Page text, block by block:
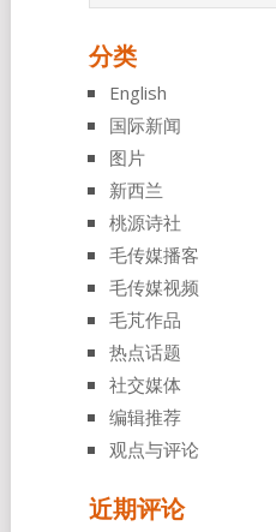
分类
English
国际新闻
图片
新西兰
桃源诗社
毛传媒播客
毛传媒视频
毛芃作品
热点话题
社交媒体
编辑推荐
观点与评论
近期评论